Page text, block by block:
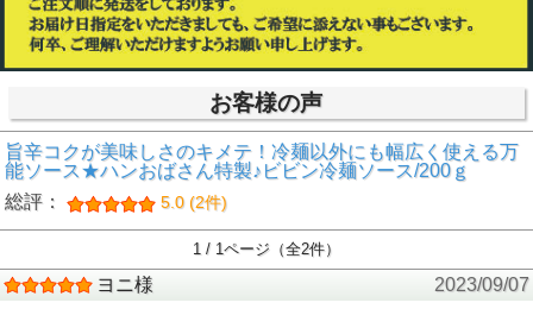
お客様の声
旨辛コクが美味しさのキメテ！冷麺以外にも幅広く使える万
能ソース★ハンおばさん特製♪ビビン冷麺ソース/200ｇ
総評：
5.0 (2件)
1 / 1ページ（全2件）
ヨニ様
2023/09/07